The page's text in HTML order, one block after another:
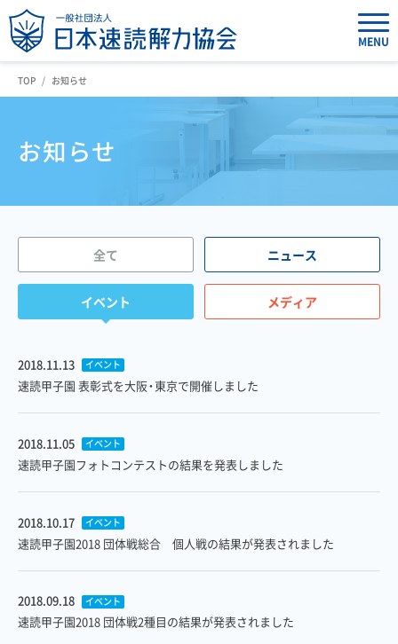
MENU
TOP お知らせ
お知らせ
全て ニュース
イベント メディア
2018.11.13 イベント
速読甲子園 表彰式を大阪・東京で開催しました
2018.11.05 イベント
速読甲子園フォトコンテストの結果を発表しました
2018.10.17 イベント
速読甲子園2018 団体戦総合 個人戦の結果が発表されました
2018.09.18 イベント
速読甲子園2018 団体戦2種目の結果が発表されました